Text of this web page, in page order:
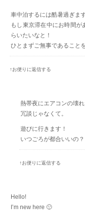
車中泊するには酷暑過ぎま
もし東京滞在中にお時間が
らいたいなと！
ひとまずご無事であること
↑お便りに返信する
熱帯夜にエアコンの壊
冗談じゃなくて。
遊びに行きます！
いつごろが都合いいの？
↑お便りに返信する
Hello!
I’m new here 🙂